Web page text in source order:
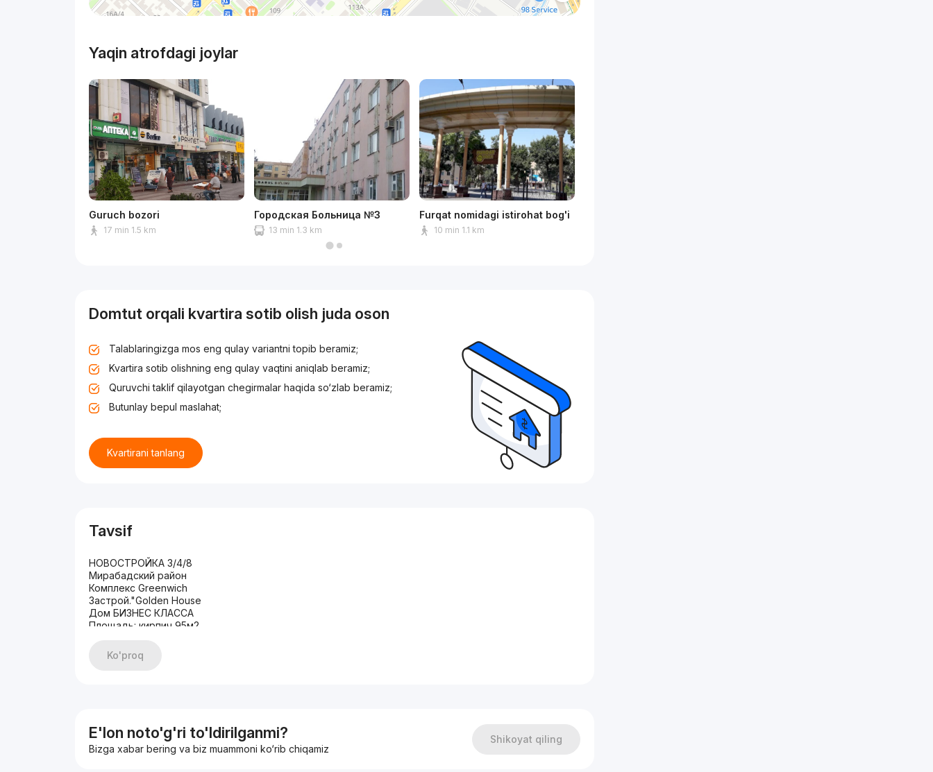
Yaqin atrofdagi joylar
Guruch bozori
17 min 1.5 km
Городская Больница №3
13 min 1.3 km
Furqat nomidagi istirohat bog'i
10 min 1.1 km
Domtut orqali kvartira sotib olish juda oson
Talablaringizga mos eng qulay variantni topib beramiz;
Kvartira sotib olishning eng qulay vaqtini aniqlab beramiz;
Quruvchi taklif qilayotgan chegirmalar haqida so‘zlab beramiz;
Butunlay bepul maslahat;
Kvartirani tanlang
Tavsif
НОВОСТРОЙКА 3/4/8
Мирабадский район
Комплекс Greenwich
Застрой."Golden House
Дом БИЗНЕС КЛАССА
Площадь: кирпич 95м2
Состояние: Евро ремонт
Мебелью и ТЕХНИКОЙ
Ko'proq
E'lon noto'g'ri to'ldirilganmi?
Bizga xabar bering va biz muammoni ko‘rib chiqamiz
Shikoyat qiling